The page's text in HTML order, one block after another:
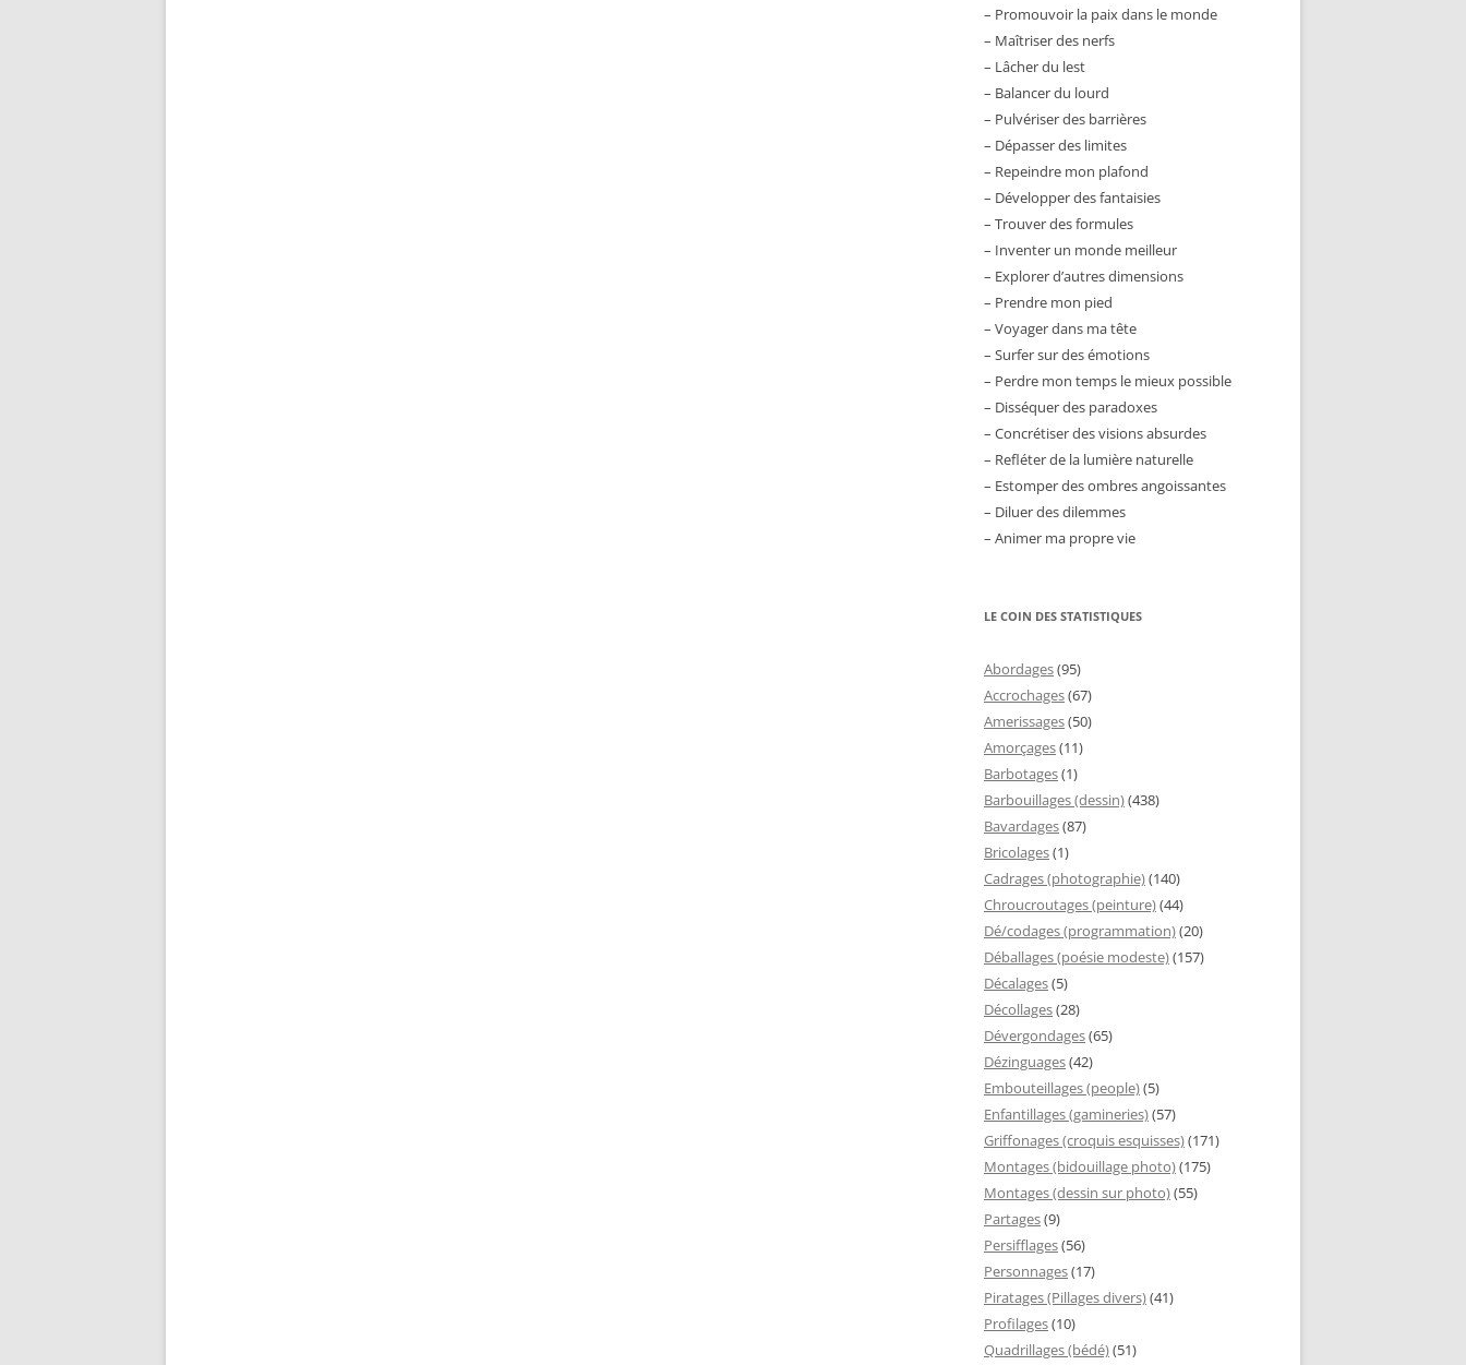
– Promouvoir la paix dans le monde
– Maîtriser des nerfs
– Lâcher du lest
– Balancer du lourd
– Pulvériser des barrières
– Dépasser des limites
– Repeindre mon plafond
– Développer des fantaisies
– Trouver des formules
– Inventer un monde meilleur
– Explorer d’autres dimensions
– Prendre mon pied
– Voyager dans ma tête
– Surfer sur des émotions
– Perdre mon temps le mieux possible
– Disséquer des paradoxes
– Concrétiser des visions absurdes
– Refléter de la lumière naturelle
– Estomper des ombres angoissantes
– Diluer des dilemmes
– Animer ma propre vie
LE COIN DES STATISTIQUES
Abordages(95)
Accrochages(67)
Amerissages(50)
Amorçages(11)
Barbotages(1)
Barbouillages (dessin)(438)
Bavardages(87)
Bricolages(1)
Cadrages (photographie)(140)
Chroucroutages (peinture)(44)
Dé/codages (programmation)(20)
Déballages (poésie modeste)(157)
Décalages(5)
Décollages(28)
Dévergondages(65)
Dézinguages(42)
Embouteillages (people)(5)
Enfantillages (gamineries)(57)
Griffonages (croquis esquisses)(171)
Montages (bidouillage photo)(175)
Montages (dessin sur photo)(55)
Partages(9)
Persifflages(56)
Personnages(17)
Piratages (Pillages divers)(41)
Profilages(10)
Quadrillages (bédé)(51)